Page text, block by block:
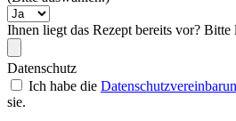
Ihnen liegt das Rezept bereits vor? Bitte
Datenschutz
Ich habe die
sie.